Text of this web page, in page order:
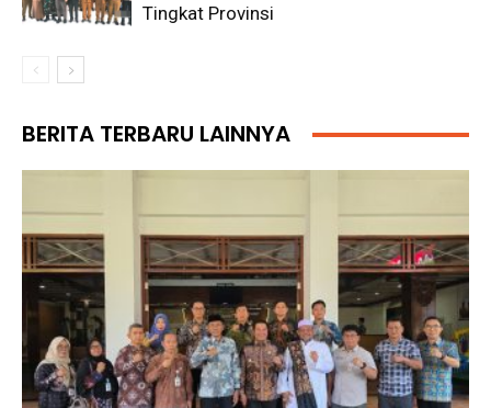
Tingkat Provinsi
BERITA TERBARU LAINNYA